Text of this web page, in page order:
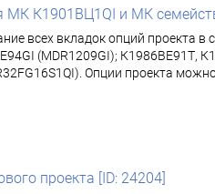
МК К1901ВЦ1QI и МК
всех вкладок опций проекта
(MDR1209GI); К1986ВЕ91Т,
Опции проекта
проекта [ID: 24204]